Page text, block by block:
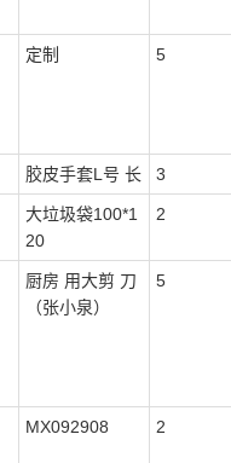
定制 5
胶皮手套L号 长 3
大垃圾袋100*1
20
2
厨房 用大剪 刀
（张小泉）
5
MX092908 2